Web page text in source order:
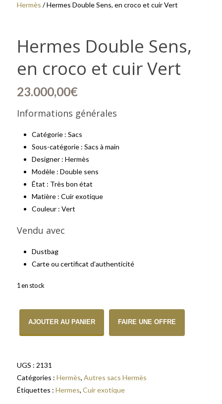
Hermès / Hermes Double Sens, en croco et cuir Vert
Hermes Double Sens,
en croco et cuir Vert
23.000,00€
Informations générales
Catégorie : Sacs
Sous-catégorie : Sacs à main
Designer : Hermès
Modèle : Double sens
État : Très bon état
Matière : Cuir exotique
Couleur : Vert
Vendu avec
Dustbag
Carte ou certificat d’authenticité
1 en stock
AJOUTER AU PANIER FAIRE UNE OFFRE
UGS : 2131
Catégories : Hermès, Autres sacs Hermès
Étiquettes : Hermes, Cuir exotique